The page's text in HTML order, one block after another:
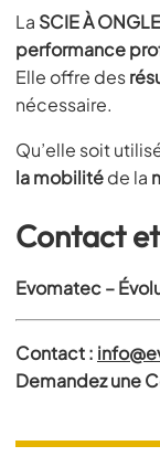
La SCIE À
performance
Elle offre des
nécessaire.
Qu’elle soit
la mobilitéde la
Contact
Evomatec –
Contact :
Demandez une